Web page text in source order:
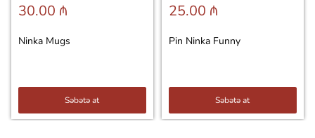
30.00 ₼
Ninka Mugs
Səbətə at
25.00 ₼
Pin Ninka Funny
Səbətə at